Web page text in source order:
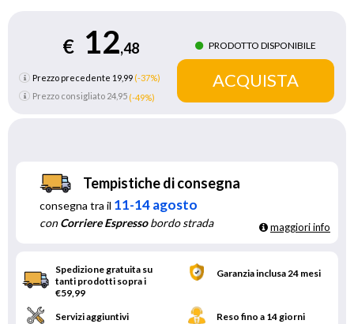
€ 12,48
Prezzo precedente 19,99 (-37%)
Prezzo consigliato 24,95 (-49%)
PRODOTTO DISPONIBILE
Tempistiche di consegna
consegna tra il 11-14 agosto
conCorriere Espressobordo strada maggiori info
Spedizione gratuita su
tanti prodotti sopra i
€59,99
Garanzia inclusa 24 mesi
Servizi aggiuntivi Reso fino a 14 giorni